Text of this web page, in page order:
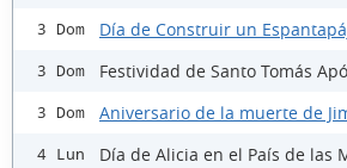
3 Dom Día de Construir un
3 Dom Festividad de Santo Tomás
3 Dom Aniversario de la muerte de
4 Lun Día de Alicia en el País de las